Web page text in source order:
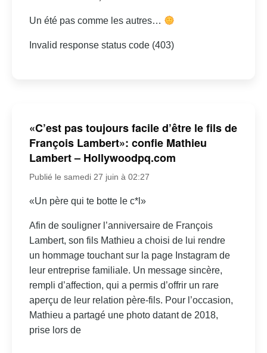
Un été pas comme les autres…
Invalid response status code (403)
«C’est pas toujours facile d’être le fils de
François Lambert»: confie Mathieu
Lambert – Hollywoodpq.com
Publié le samedi 27 juin à 02:27
«Un père qui te botte le c*l»
Afin de souligner l’anniversaire de François
Lambert, son fils Mathieu a choisi de lui rendre
un hommage touchant sur la page Instagram de
leur entreprise familiale. Un message sincère,
rempli d’affection, qui a permis d’offrir un rare
aperçu de leur relation père-fils. Pour l’occasion,
Mathieu a partagé une photo datant de 2018,
prise lors de